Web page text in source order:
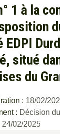
1 à la
EDPI
situé
du
: 18/02/
: Décision
24/02/2025